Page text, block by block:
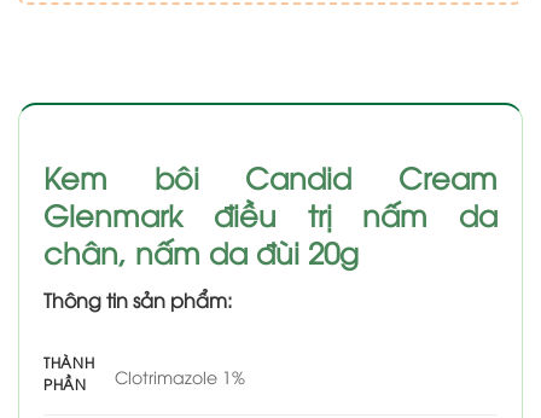
Kem bôi Candid Cream
Glenmark điều trị nấm da
chân, nấm da đùi 20g
Thông tin sản phẩm:
THÀNH
PHẦN
Clotrimazole 1%